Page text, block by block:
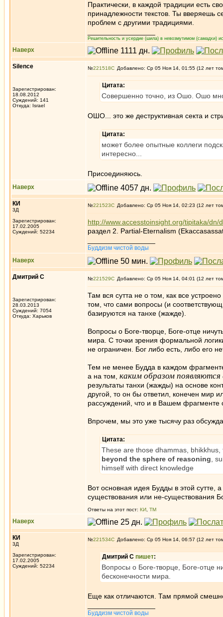
Практически, в каждой традиции есть
принадлежности текстов. Ты вверяешь
проблем с другими традициями.
Решительность и усердие (шила) в невозмутимом (самадхи)
Наверх
Silence
Зарегистрирован:
18.08.2012
Суждений: 141
Откуда: Israel
№221518 Добавлено: Ср 05 Ноя 14, 01:55 (12 лет
Цитата:
Совершенно точно, из Ошо. Ошо
ОШО... это же деструктивная секта и
Цитата:
может более опытные коллеги
интересно...
Присоединяюсь.
Наверх
КИ
3Д
Зарегистрирован:
17.02.2005
Суждений: 52234
№221523 Добавлено: Ср 05 Ноя 14, 02:23 (12 лет
http://www.accesstoinsight.org/tipitaka/dn/
раздел 2. Partial-Eternalism
Буддизм чистой воды
Наверх
Дмитрий С
Зарегистрирован:
28.03.2013
Суждений: 7054
Откуда: Харьков
№221529 Добавлено: Ср 05 Ноя 14, 04:01 (12 лет
Там вся сутта не о том, как все
том, что сами вопросы (и
базируются на танхе (жажде).
Вопросы о Боге-творце, Боге-отце
мира. С точки зрения формальной
не ограничен. Бог либо есть, либо его
Тем не менее Будда в каждом фрагменте
а на том, каким образом
результаты танхи (жажды) на основе
другой, то он бы ответил, конечен мир
рассуждений, что и в Вашем фрагменте
Впрочем, мы это уже тысячу раз
Цитата:
These are those dhammas,
beyond the sphere of reasoning ,
himself with direct knowledge
Вот основная идея Будды в этой сутте,
существования или не-существования
Ответы на этот пост: КИ ТМ
Наверх
КИ
3Д
Зарегистрирован:
17.02.2005
Суждений: 52234
№221534 Добавлено: Ср 05 Ноя 14, 06:57 (12 лет
Дмитрий С пишет:
Вопросы о Боге-творце, Боге-отце
бесконечности мира.
Еще как отличаются. Там прямой
Буддизм чистой воды